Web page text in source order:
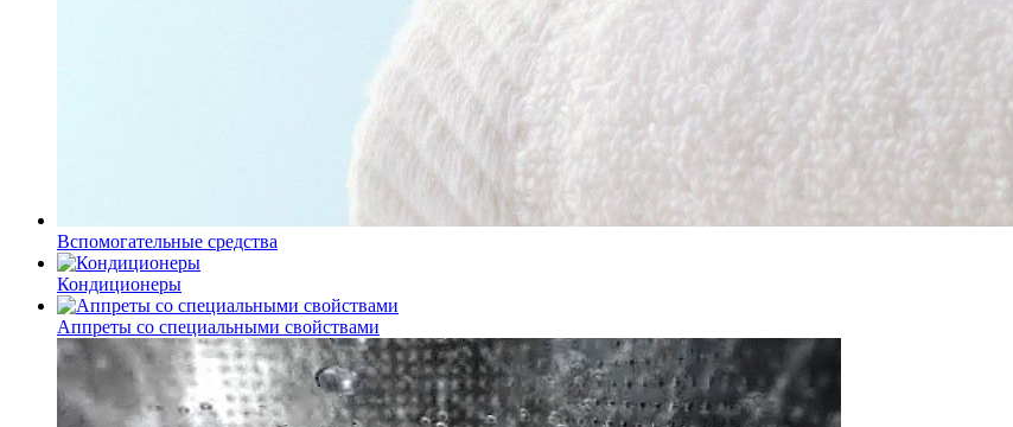
Вспомогательные средства
Кондиционеры
Аппреты со специальными свойствами